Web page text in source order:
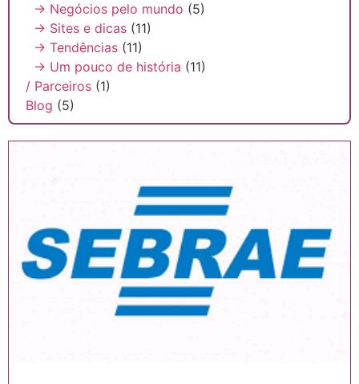
→ Negócios pelo mundo (5)
→ Sites e dicas (11)
→ Tendências (11)
→ Um pouco de história (11)
/ Parceiros (1)
Blog (5)